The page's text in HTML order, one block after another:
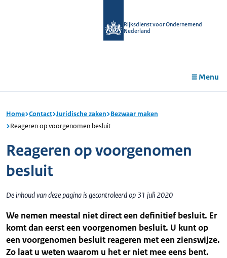
Rijksdienst voor Ondernemend
Nederland
Menu
Home Contact Juridische zaken Bezwaar maken
Reageren op voorgenomen besluit
Reageren op voorgenomen
besluit
De inhoud van deze pagina is gecontroleerd op 31 juli 2020
We nemen meestal niet direct een definitief besluit. Er
komt dan eerst een voorgenomen besluit. U kunt op
een voorgenomen besluit reageren met een zienswijze.
Zo laat u weten waarom u het er niet mee eens bent.